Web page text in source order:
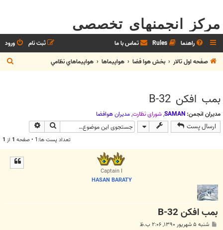
مرکز انجمنهای تخصصی
راهنما Rules تماس با ما ورود
ثبت نام
صفحه اول تالار
بخش هوا فضا هواپيماها هواپيماهاي نظامي
س
بمب افکن B-32
مدیران انجمن: SAMAN
,شوراي نظارت,مديران هوافضا
ارسال پست جستجو
تعداد پست ها:1 • صفحه 1 از 1
Captain I
HASAN BARATY
بمب افکن B-32
شنبه ۵ شهریور ۱۳۹۰, ۲:۰۶ ب.ظ